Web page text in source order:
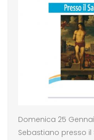
Domenica 25
Sebastiano presso il